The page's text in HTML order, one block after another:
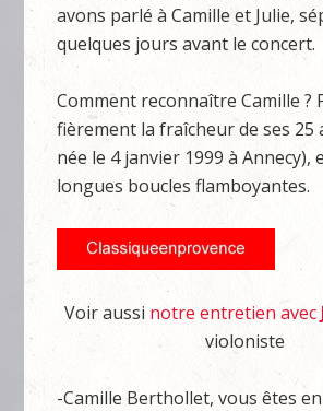
avons parlé à Camille et Julie,
quelques jours avant le concert.
Comment reconnaître Camille ?
fièrement la fraîcheur de ses 25
née le 4 janvier 1999 à Annecy),
longues boucles flamboyantes.
Voir aussi notre entretien avec
violoniste
-Camille Berthollet, vous êtes